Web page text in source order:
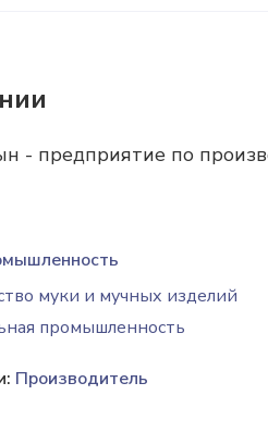
- предприятие по
муки и мучных изделий
промышленность
Производитель